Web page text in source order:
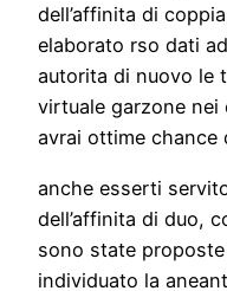
dell’affinita di
elaborato rso dati
autorita di nuovo le
virtuale garzone
avrai ottime chance
anche esserti
dell’affinita di duo,
sono state
individuato la